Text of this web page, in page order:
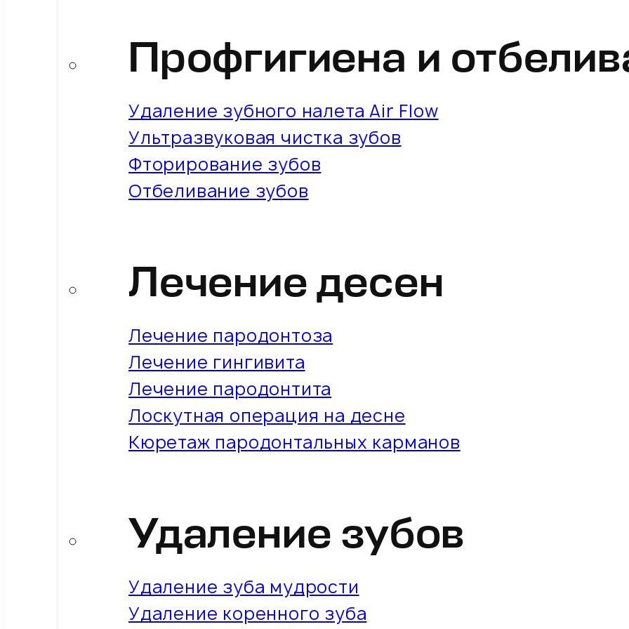
Профгигиена и
Удаление зубного налета Air Flow
Ультразвуковая чистка зубов
Фторирование зубов
Отбеливание зубов
Лечение десен
Лечение пародонтоза
Лечение гингивита
Лечение пародонтита
Лоскутная операция на десне
Кюретаж пародонтальных карманов
Удаление зубов
Удаление зуба мудрости
Удаление коренного зуба